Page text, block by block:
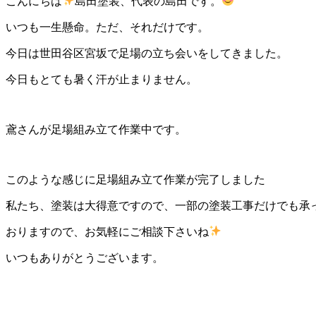
いつも一生懸命。ただ、それだけです。
今日は世田谷区宮坂で足場の立ち会いをしてきました。
今日もとても暑く汗が止まりません。
鳶さんが足場組み立て作業中です。
このような感じに足場組み立て作業が完了しました
私たち、塗装は大得意ですので、一部の塗装工事だけでも承
おりますので、お気軽にご相談下さいね
いつもありがとうございます。